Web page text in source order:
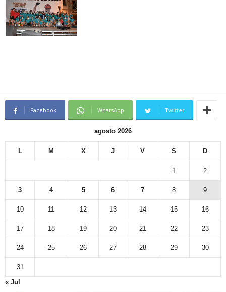
Facebook WhatsApp Twitter
agosto 2026
L M X J V S D
1 2
3 4 5 6 7 8 9
10 11 12 13 14 15 16
17 18 19 20 21 22 23
24 25 26 27 28 29 30
31
« Jul